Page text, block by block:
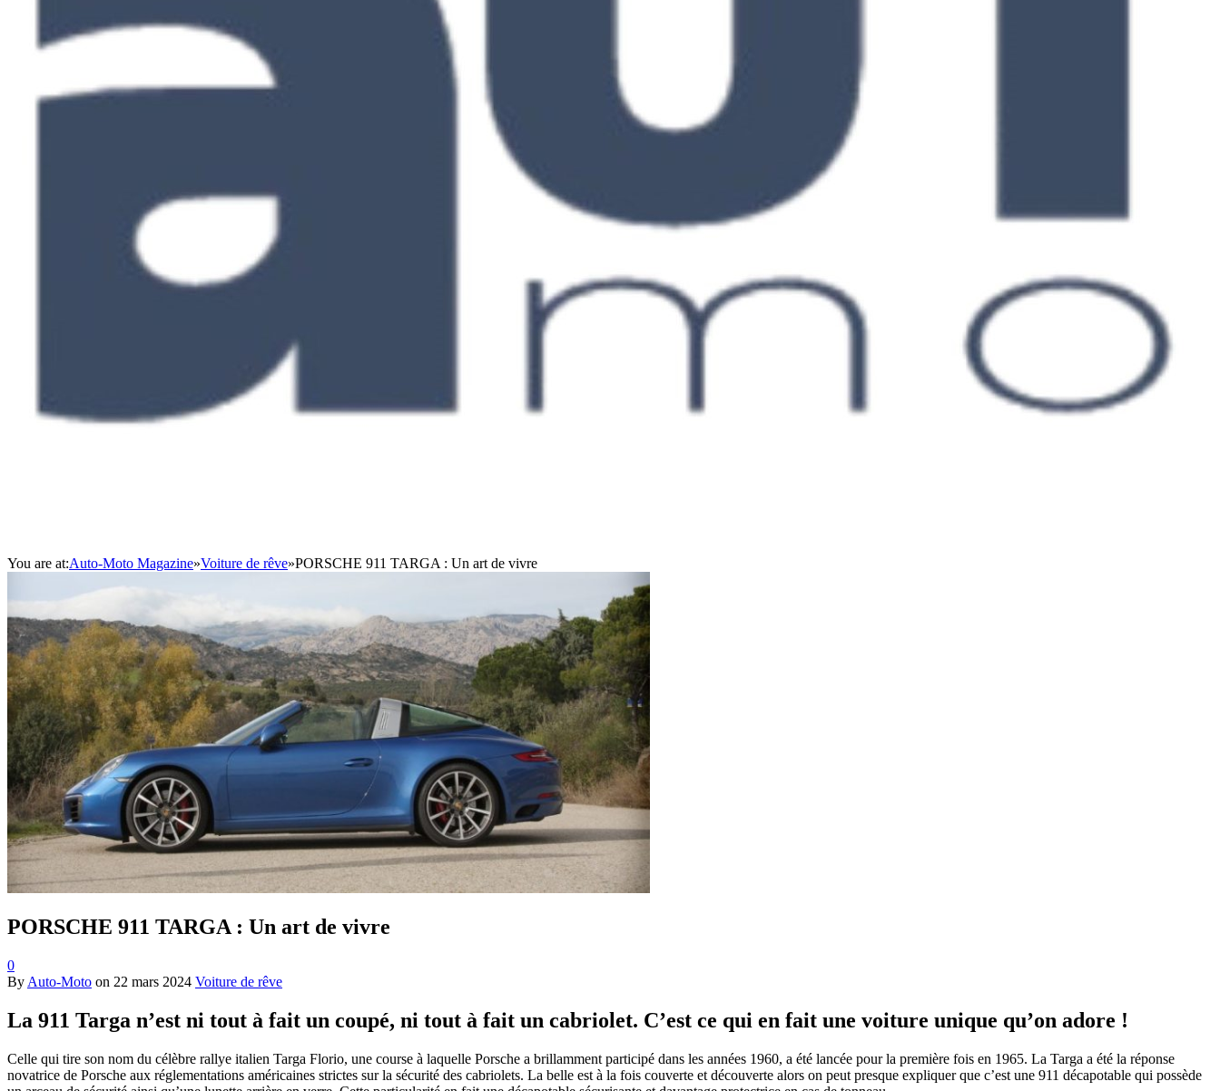
You are at:Auto-Moto Magazine»Voiture de rêve»PORSCHE 911 TARGA : Un art de vivre
PORSCHE 911 TARGA : Un art de vivre
0
By Auto-Moto on 22 mars 2024 Voiture de rêve
La 911 Targa n’est ni tout à fait un coupé, ni tout à fait un cabriolet. C’est ce qui en fait une voiture unique qu’on adore !
Celle qui tire son nom du célèbre rallye italien Targa Florio, une course à laquelle Porsche a brillamment participé dans les années 1960, a été lancée pour la première fois en 1965. La Targa a été la réponse
novatrice de Porsche aux réglementations américaines strictes sur la sécurité des cabriolets. La belle est à la fois couverte et découverte alors on peut presque expliquer que c’est une 911 décapotable qui possède